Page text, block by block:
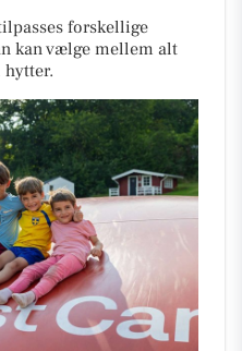
forskellige
kan vælge mellem alt